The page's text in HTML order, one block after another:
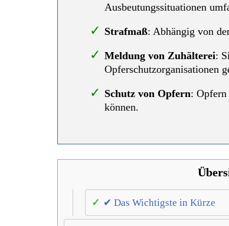
Ausbeutungssituationen
Strafmaß: Abhängig von
Meldung von Zuhälterei:
Opferschutzorganisationen
Schutz von Opfern:
können.
✔ Das Wichtigste in Kürze